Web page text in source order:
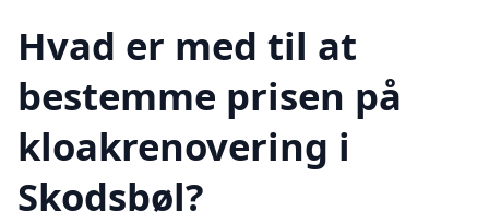
Hvad er med til at
bestemme prisen på
kloakrenovering i
Skodsbøl?